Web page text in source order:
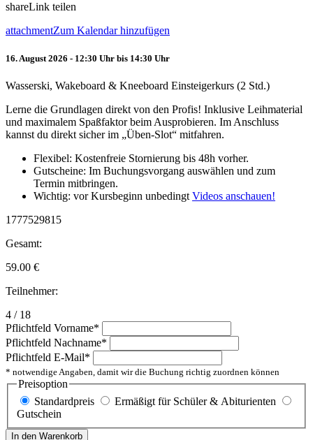
shareLink teilen
attachmentZum Kalendar hinzufügen
16. August 2026 - 12:30 Uhr bis 14:30 Uhr
Wasserski, Wakeboard & Kneeboard Einsteigerkurs (2 Std.)
Lerne die Grundlagen direkt von den Profis! Inklusive Leihmaterial
und maximalem Spaßfaktor beim Ausprobieren. Im Anschluss
kannst du direkt sicher im „Üben-Slot“ mitfahren.
Flexibel: Kostenfreie Stornierung bis 48h vorher.
Gutscheine: Im Buchungsvorgang auswählen und zum
Termin mitbringen.
Wichtig: vor Kursbeginn unbedingt Videos anschauen!
1777529815
Gesamt:
59.00 €
Teilnehmer:
4 / 18
Pflichtfeld Vorname*
Pflichtfeld Nachname*
Pflichtfeld E-Mail*
* notwendige Angaben, damit wir die Buchung richtig zuordnen können
Preisoption
Standardpreis
Ermäßigt für Schüler & Abiturienten
Gutschein